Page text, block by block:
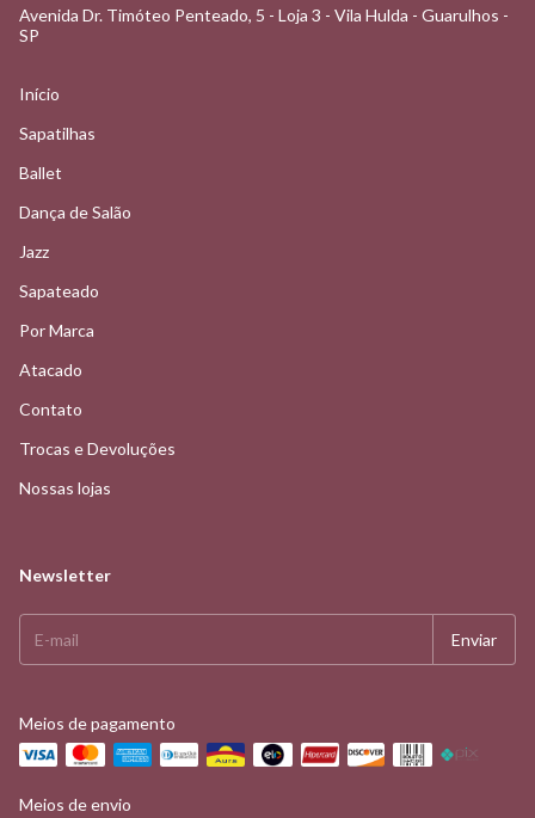
Avenida Dr. Timóteo Penteado, 5 - Loja 3 - Vila Hulda - Guarulhos -
SP
Início
Sapatilhas
Ballet
Dança de Salão
Jazz
Sapateado
Por Marca
Atacado
Contato
Trocas e Devoluções
Nossas lojas
Newsletter
Meios de pagamento
Meios de envio